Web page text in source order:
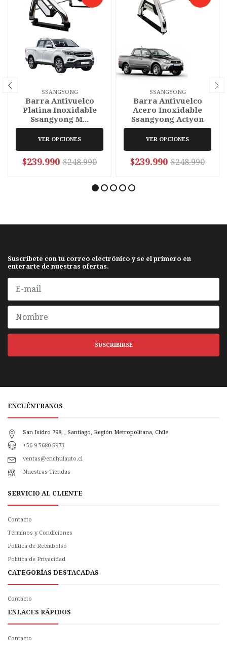
SSANGYONG
Barra Antivuelco
Platina Inoxidable
Ssangyong M...
VER OPCIONES
$239.990 $248.990
SSANGYONG
Barra Antivuelco
Acero Inoxidable
Ssangyong Actyon
VER OPCIONES
$239.990 $248.990
Suscribete con tu correo electrónico y se el primero en
enterarte de nuestras ofertas.
SUSCRIBIRSE
ENCUÉNTRANOS
San Isidro 798, , Santiago, Región Metropolitana, Chile
+56 9 5680 5973
ventas@enchulauto.cl
Nuestras Tiendas
SERVICIO AL CLIENTE
Contacto
Términos y Condiciones
Política de Reembolso
Politica de Privacidad
CATEGORÍAS DESTACADAS
Contacto
ENLACES RÁPIDOS
Contacto